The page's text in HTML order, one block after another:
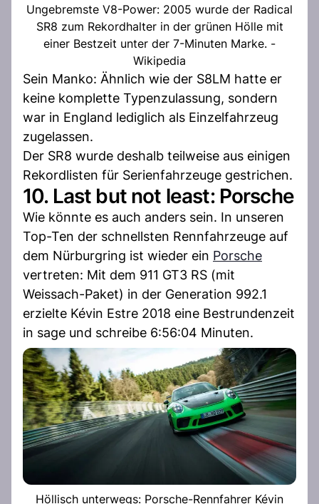
Ungebremste V8-Power: 2005 wurde der Radical
SR8 zum Rekordhalter in der grünen Hölle mit
einer Bestzeit unter der 7-Minuten Marke. -
Wikipedia
Sein Manko: Ähnlich wie der S8LM hatte er
keine komplette Typenzulassung, sondern
war in England lediglich als Einzelfahrzeug
zugelassen.
Der SR8 wurde deshalb teilweise aus einigen
Rekordlisten für Serienfahrzeuge gestrichen.
10. Last but not least: Porsche
Wie könnte es auch anders sein. In unseren
Top-Ten der schnellsten Rennfahrzeuge auf
dem Nürburgring ist wieder ein Porsche
vertreten: Mit dem 911 GT3 RS (mit
Weissach-Paket) in der Generation 992.1
erzielte Kévin Estre 2018 eine Bestrundenzeit
in sage und schreibe 6:56:04 Minuten.
Höllisch unterwegs: Porsche-Rennfahrer Kévin